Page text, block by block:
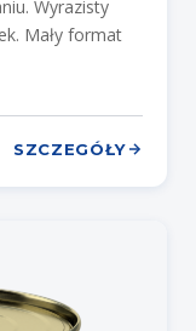
Wyrazisty
Mały format
SZCZEGÓŁY